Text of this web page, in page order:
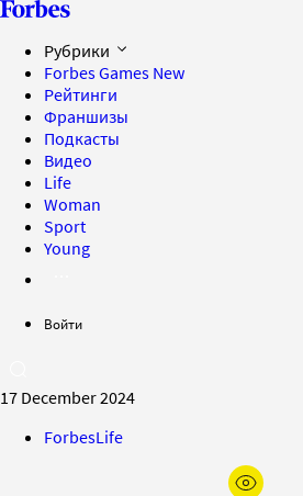
Рубрики
Forbes Games New
Рейтинги
Франшизы
Подкасты
Видео
Life
Woman
Sport
Young
Войти
17 December 2024
ForbesLife